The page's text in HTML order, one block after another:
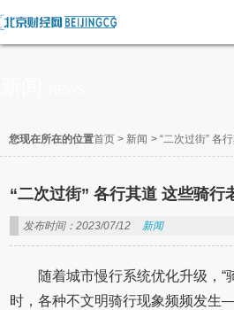
您现在所在的位置首页 > 新闻 > “二次过街” 各
“二次过街” 各行其道 这些骑行
发布时间：2023/07/12 新闻
随着城市慢行系统优化升级，“
时，各种不文明骑行现象频频发生